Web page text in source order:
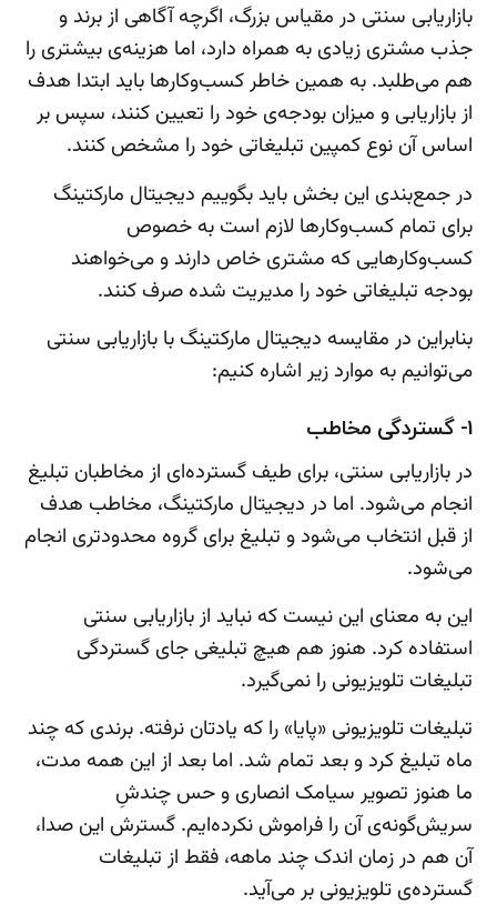
بازاریابی سنتی در مقیاس بزرگ، اگرچه آگاهی از برند و
جذب مشتری زیادی به همراه دارد، اما هزینه‌ی بیشتری را
هم می‌طلبد. به همین خاطر کسب‌وکارها باید ابتدا هدف
از بازاریابی و میزان بودجه‌ی خود را تعیین کنند، سپس بر
اساس آن نوع کمپین تبلیغاتی خود را مشخص کنند.
در جمع‌بندی این بخش باید بگوییم دیجیتال مارکتینگ
برای تمام کسب‌وکارها لازم است به خصوص
کسب‌وکارهایی که مشتری خاص دارند و می‌خواهند
بودجه تبلیغاتی خود را مدیریت شده صرف کنند.
بنابراین در مقایسه دیجیتال مارکتینگ با بازاریابی سنتی
می‌توانیم به موارد زیر اشاره کنیم:
1- گستردگی مخاطب
در بازاریابی سنتی، برای طیف گسترده‌ای از مخاطبان تبلیغ
انجام می‌شود. اما در دیجیتال مارکتینگ، مخاطب هدف
از قبل انتخاب می‌شود و تبلیغ برای گروه محدودتری انجام
می‌شود.
این به معنای این نیست که نباید از بازاریابی سنتی
استفاده کرد. هنوز هم هیچ تبلیغی جای گستردگی
تبلیغات تلویزیونی را نمی‌گیرد.
تبلیغات تلویزیونی «پایا» را که یادتان نرفته. برندی که چند
ماه تبلیغ کرد و بعد تمام شد. اما بعد از این همه مدت،
ما هنوز تصویر سیامک انصاری و حس چندشِ
سریش‌گونه‌ی آن را فراموش نکرده‌ایم. گسترش این صدا،
آن هم در زمان اندک چند ماهه، فقط از تبلیغات
گسترده‌ی تلویزیونی بر می‌آید.